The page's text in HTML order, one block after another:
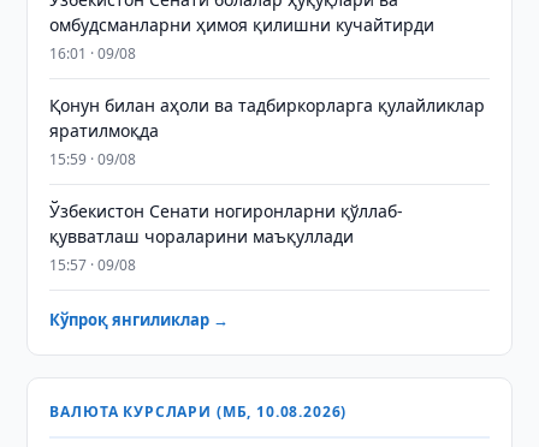
омбудсманларни ҳимоя қилишни кучайтирди
16:01 · 09/08
Қонун билан аҳоли ва тадбиркорларга қулайликлар
яратилмоқда
15:59 · 09/08
Ўзбекистон Сенати ногиронларни қўллаб-
қувватлаш чораларини маъқуллади
15:57 · 09/08
Кўпроқ янгиликлар →
ВАЛЮТА КУРСЛАРИ (МБ, 10.08.2026)